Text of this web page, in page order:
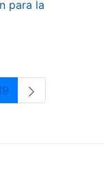
para la
Use TAB to
Page